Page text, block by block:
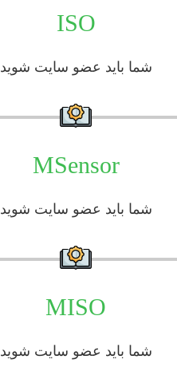
ISO
شما باید عضو سایت شوید
MSensor
شما باید عضو سایت شوید
MISO
شما باید عضو سایت شوید